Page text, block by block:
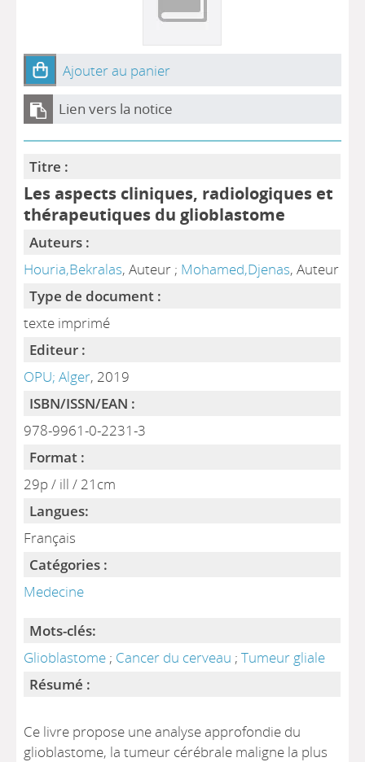
Ajouter au panier
Lien vers la notice
Titre :
Les aspects cliniques, radiologiques et
thérapeutiques du glioblastome
Auteurs :
Houria,Bekralas, Auteur ; Mohamed,Djenas, Auteur
Type de document :
texte imprimé
Editeur :
OPU; Alger, 2019
ISBN/ISSN/EAN :
978-9961-0-2231-3
Format :
29p / ill / 21cm
Langues:
Français
Catégories :
Medecine
Mots-clés:
Glioblastome ; Cancer du cerveau ;Tumeur gliale
Résumé :
Ce livre propose une analyse approfondie du
glioblastome, la tumeur cérébrale maligne la plus